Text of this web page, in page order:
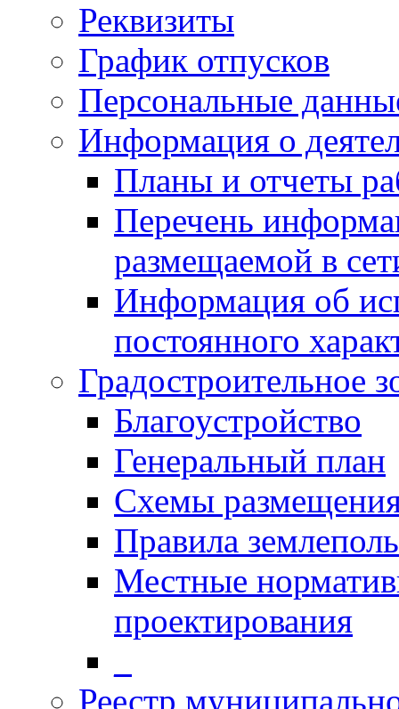
Реквизиты
График отпусков
Персональные
Информация о
Планы и отчеты
Перечень
размещаемой в
Информация об
постоянного
Градостроительное
Благоустройство
Генеральный план
Схемы
Правила
Местные
проектирования
Реестр